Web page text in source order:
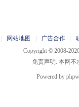
网站地图 广告合作
Copyright © 2008-
免责声明: 本网不
Powered by